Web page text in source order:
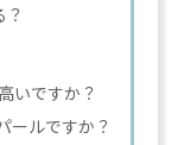
いですか？
ールですか？